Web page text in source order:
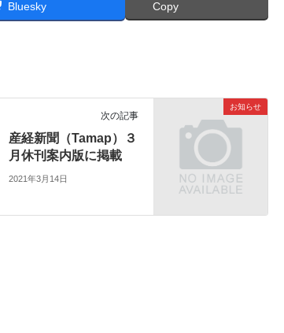
Bluesky Copy
お知らせ
次の記事
産経新聞（Tamap）３
月休刊案内版に掲載
2021年3月14日